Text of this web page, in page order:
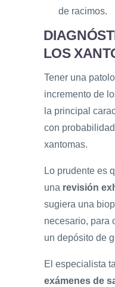
de racimos.
LOS
Tener una
incremento de
la principal
con
xantomas.
Lo prudente es
una revisión
sugiera una
necesario, para
un depósito de
El especialista
exámenes de